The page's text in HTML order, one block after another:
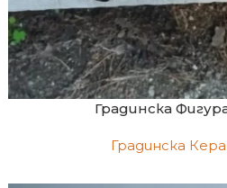
Градинска
Градинска